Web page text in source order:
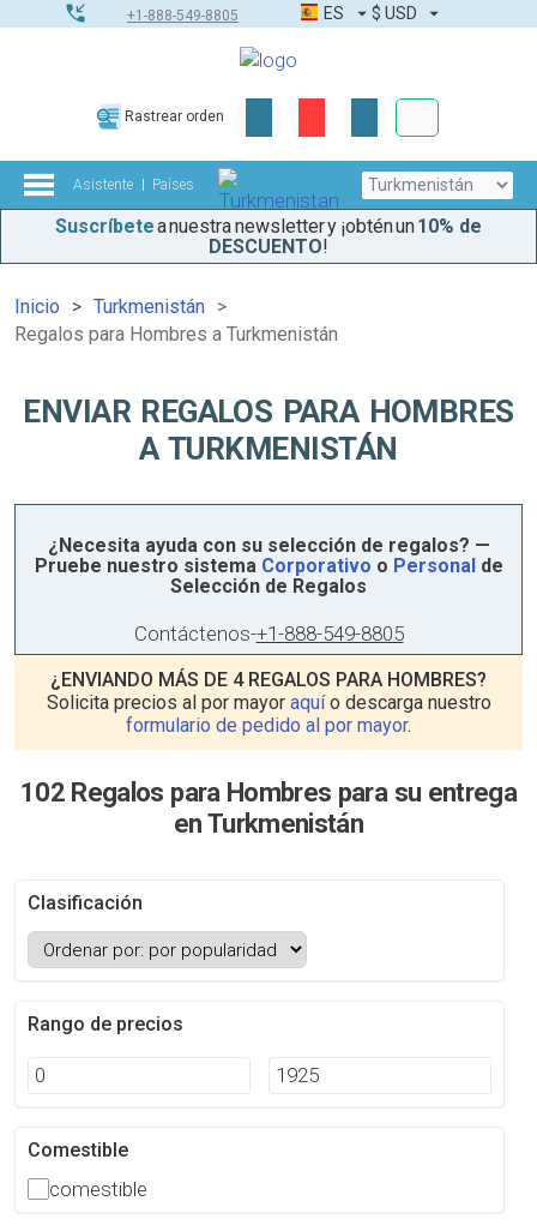
+1-888-549-8805 ES $ USD
Rastrear orden
Asistente Países
Suscríbetea nuestra newsletter y ¡obtén un10% de
DESCUENTO!
Inicio
Turkmenistán
Regalos para Hombres a Turkmenistán
ENVIAR REGALOS PARA HOMBRES
A TURKMENISTÁN
¿Necesita ayuda con su selección de regalos? —
Pruebe nuestro sistema Corporativo o Personalde
Selección de Regalos
Contáctenos-+1-888-549-8805
¿ENVIANDO MÁS DE 4 REGALOS PARA HOMBRES?
Solicita precios al por mayor aquío descarga nuestro
formulario de pedido al por mayor.
102 Regalos para Hombres para su entrega
en Turkmenistán
Clasificación
Rango de precios
Comestible
comestible